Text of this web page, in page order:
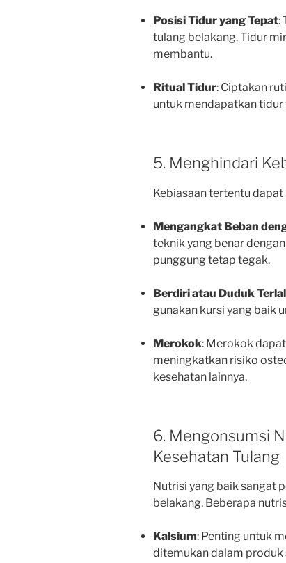
Posisi Tidur yang Tepat:
tulang belakang. Tidur
membantu.
Ritual Tidur: Ciptakan
untuk mendapatkan
5. Menghindari
Kebiasaan tertentu
Mengangkat Beban
teknik yang benar
punggung tetap tegak.
Berdiri atau Duduk
gunakan kursi yang baik
Merokok: Merokok
meningkatkan risiko
kesehatan lainnya.
6. Mengonsumsi
Kesehatan Tulang
Nutrisi yang baik sangat
belakang. Beberapa
Kalsium: Penting untuk
ditemukan dalam produk